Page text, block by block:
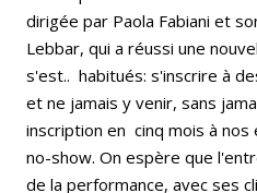
dirigée par Paola Fabiani et
Lebbar, qui a réussi une
s'est.. habitués: s'inscrire à
et ne jamais y venir, sans
inscription en cinq mois à
no-show. On espère que
de la performance, avec ses